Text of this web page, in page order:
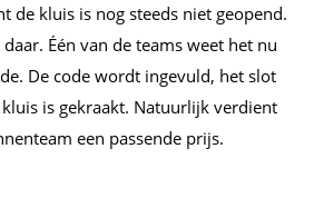
de kluis is nog steeds niet geopend.
Één van de teams weet het nu
De code wordt ingevuld, het slot
kluis is gekraakt. Natuurlijk verdient
een passende prijs.